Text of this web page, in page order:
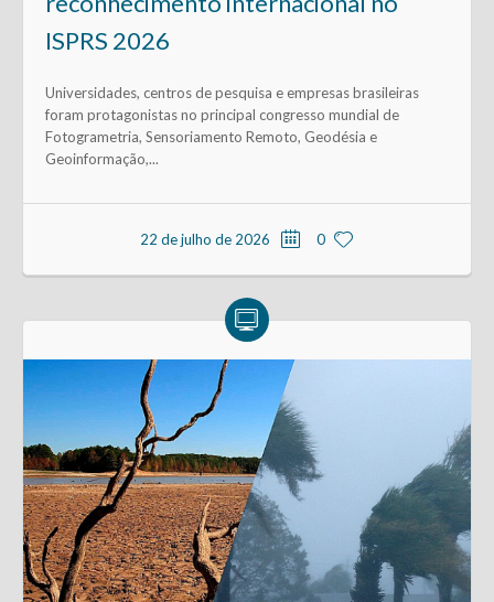
ISPRS 2026
Universidades, centros de pesquisa e empresas brasileiras
foram protagonistas no principal congresso mundial de
Fotogrametria, Sensoriamento Remoto, Geodésia e
Geoinformação,...
22 de julho de 2026 0